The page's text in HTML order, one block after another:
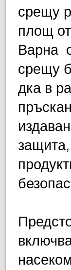
срещу
площ
Варна
срещу
дка в
защита,